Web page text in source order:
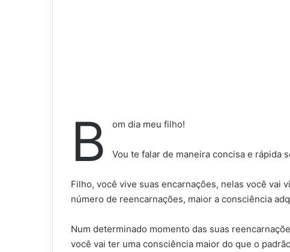
B om dia meu filho!
Vou te falar de maneira concisa e rápida
Filho, você vive suas encarnações, nelas você vai
número de reencarnações, maior a consciência
Num determinado momento das suas
você vai ter uma consciência maior do que o